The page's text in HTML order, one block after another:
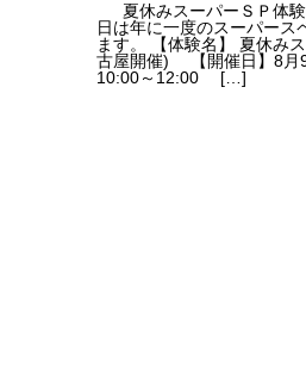
夏休みスーパーＳＰ体験
日は年に一度のスーパース
ます。 【体験名】 夏休み
古屋開催) 【開催日】8月9
10:00～12:00 […]